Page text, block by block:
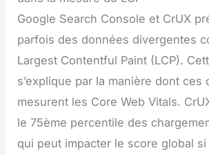
Google Search Console et CrUX
parfois des données divergentes
Largest Contentful Paint (LCP).
s’explique par la manière dont ces
mesurent les Core Web Vitals.
le 75ème percentile des
qui peut impacter le score global